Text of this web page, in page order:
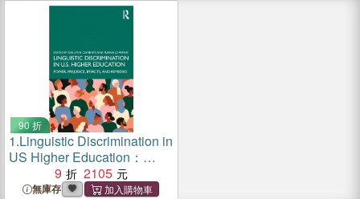
90 折
1.Linguistic Discrimination in
US Higher Education：
Power, Prejudice, Impacts,
and Remedies
9 2105
無庫存